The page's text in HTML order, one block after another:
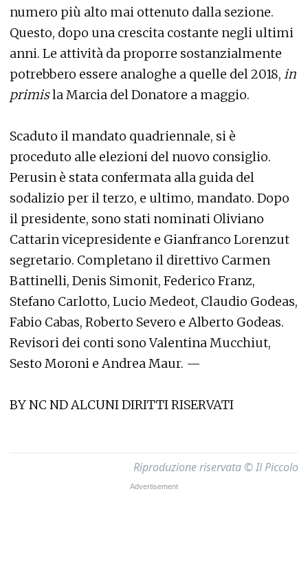
numero più alto mai ottenuto dalla sezione.
Questo, dopo una crescita costante negli ultimi
anni. Le attività da proporre sostanzialmente
potrebbero essere analoghe a quelle del 2018, in
primisla Marcia del Donatore a maggio.
Scaduto il mandato quadriennale, si è
proceduto alle elezioni del nuovo consiglio.
Perusin è stata confermata alla guida del
sodalizio per il terzo, e ultimo, mandato. Dopo
il presidente, sono stati nominati Oliviano
Cattarin vicepresidente e Gianfranco Lorenzut
segretario. Completano il direttivo Carmen
Battinelli, Denis Simonit, Federico Franz,
Stefano Carlotto, Lucio Medeot, Claudio Godeas,
Fabio Cabas, Roberto Severo e Alberto Godeas.
Revisori dei conti sono Valentina Mucchiut,
Sesto Moroni e Andrea Maur. —
BY NC ND ALCUNI DIRITTI RISERVATI
Riproduzione riservata © Il Piccolo